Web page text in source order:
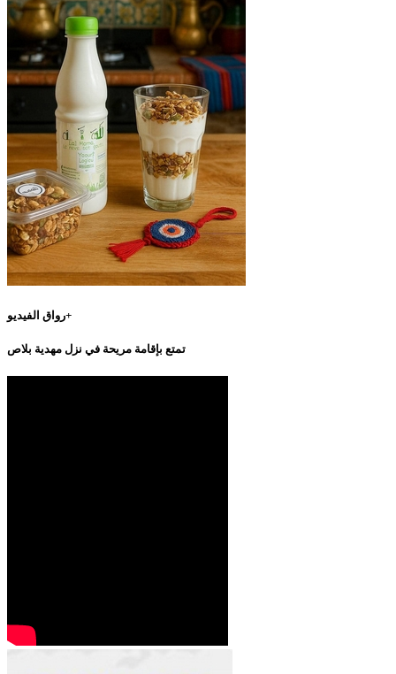
رواق الفيديو+
تمتع بإقامة مريحة في نزل مهدية بلاص